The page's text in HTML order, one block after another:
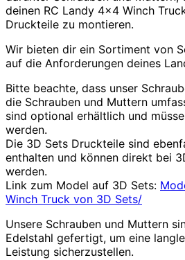
deinen RC Landy 4×4 Winch
Druckteile zu montieren.
Wir bieten dir ein Sortiment von
auf die Anforderungen deines
Bitte beachte, dass unser
die Schrauben und Muttern
sind optional erhältlich und
werden.
Die 3D Sets Druckteile sind
enthalten und können direkt bei
werden.
Link zum Model auf 3D Sets:
Winch Truck von 3D Sets/
Unsere Schrauben und Muttern
Edelstahl gefertigt, um eine
Leistung sicherzustellen.